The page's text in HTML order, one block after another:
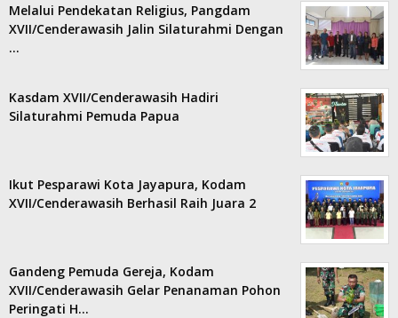
Melalui Pendekatan Religius, Pangdam
XVII/Cenderawasih Jalin Silaturahmi Dengan
…
Kasdam XVII/Cenderawasih Hadiri
Silaturahmi Pemuda Papua
Ikut Pesparawi Kota Jayapura, Kodam
XVII/Cenderawasih Berhasil Raih Juara 2
Gandeng Pemuda Gereja, Kodam
XVII/Cenderawasih Gelar Penanaman Pohon
Peringati H…